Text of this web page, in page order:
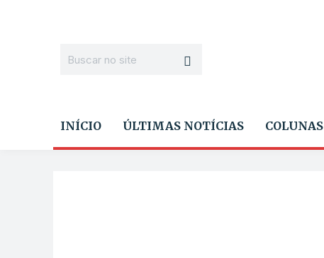
INÍCIO ÚLTIMAS NOTÍCIAS COLUNAS